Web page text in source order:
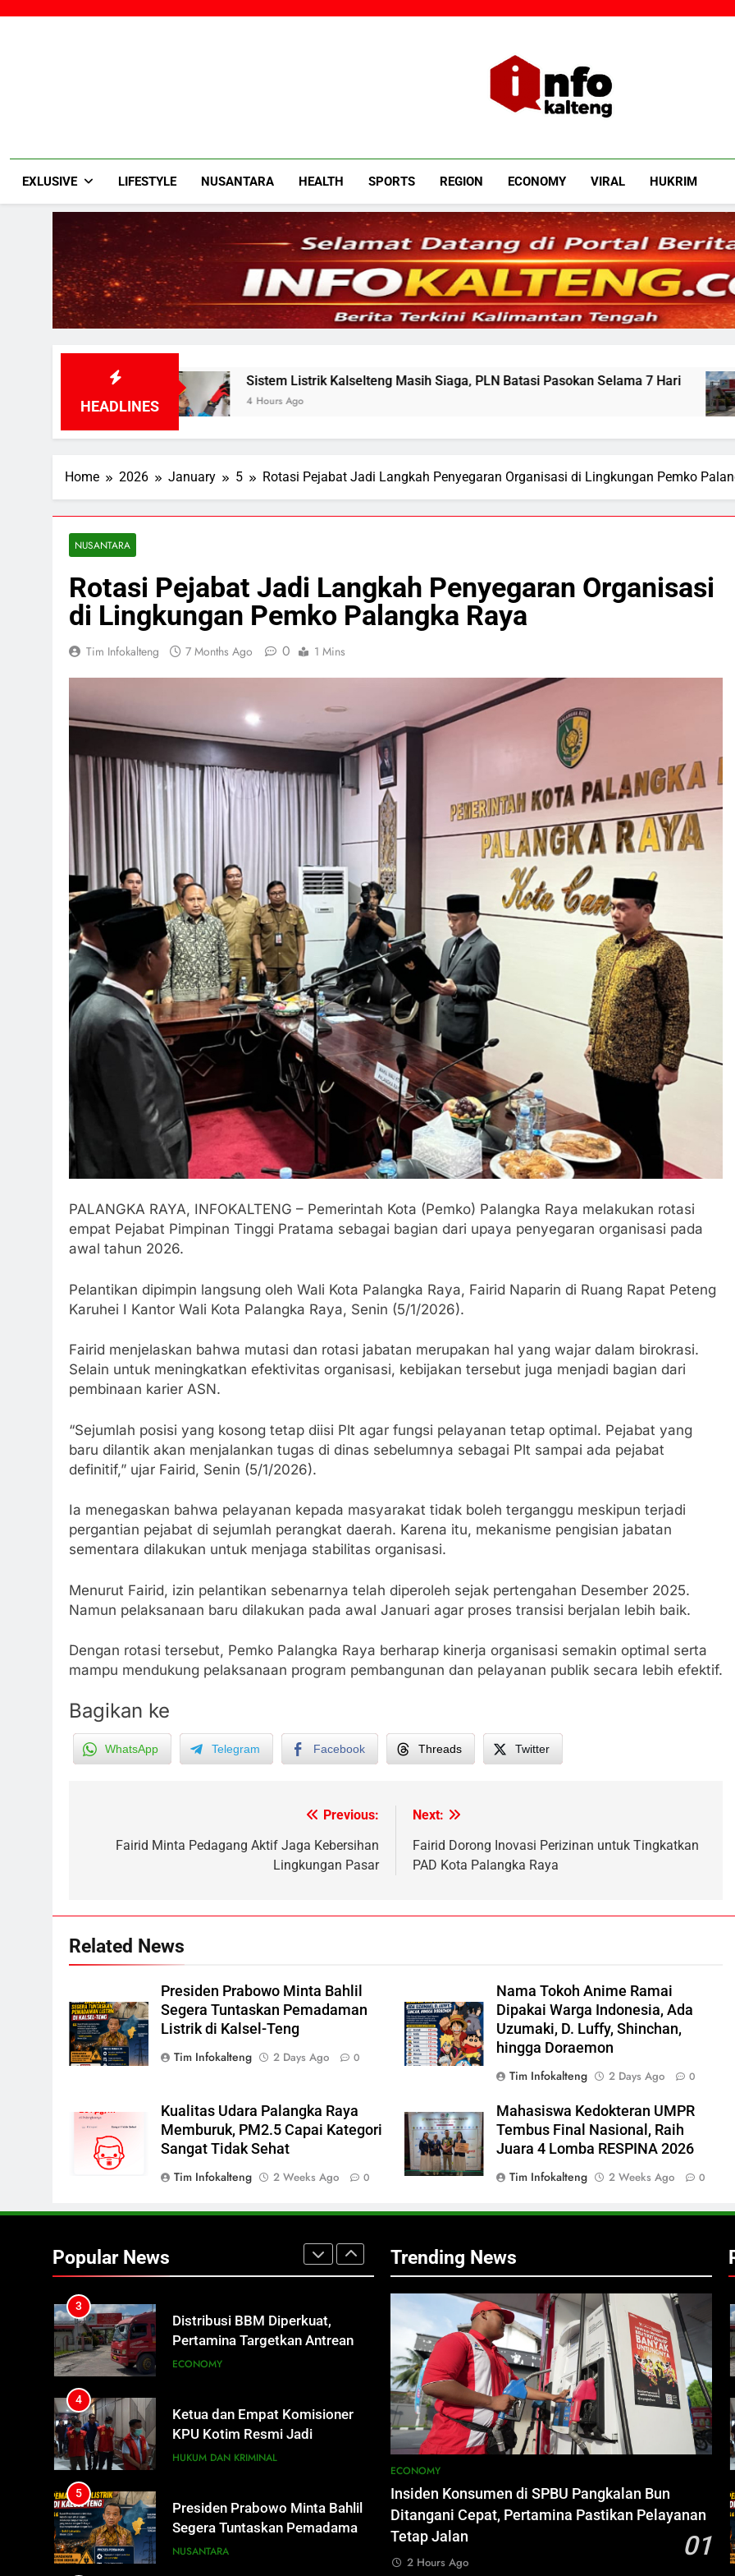
Infokalteng
EXLUSIVE LIFESTYLE NUSANTARA HEALTH SPORTS REGION ECONOMY VIRAL HUKRIM
HEADLINES
Sistem Listrik Kalselteng Masih Siaga, PLN Batasi Pasokan Selama 7 Hari
4 Hours Ago
Distribusi
18 Hours Ago
Home 2026 January 5 Rotasi Pejabat Jadi Langkah Penyegaran Organisasi di Lingkungan Pemko
NUSANTARA
Rotasi Pejabat Jadi Langkah Penyegaran Organisasi
di Lingkungan Pemko Palangka Raya
Tim Infokalteng 7 Months Ago 0 1 Mins
PALANGKA RAYA, INFOKALTENG – Pemerintah Kota (Pemko) Palangka Raya melakukan rotasi
empat Pejabat Pimpinan Tinggi Pratama sebagai bagian dari upaya penyegaran organisasi pada
awal tahun 2026.
Pelantikan dipimpin langsung oleh Wali Kota Palangka Raya, Fairid Naparin di Ruang Rapat Peteng
Karuhei I Kantor Wali Kota Palangka Raya, Senin (5/1/2026).
Fairid menjelaskan bahwa mutasi dan rotasi jabatan merupakan hal yang wajar dalam birokrasi.
Selain untuk meningkatkan efektivitas organisasi, kebijakan tersebut juga menjadi bagian dari
pembinaan karier ASN.
“Sejumlah posisi yang kosong tetap diisi Plt agar fungsi pelayanan tetap optimal. Pejabat yang
baru dilantik akan menjalankan tugas di dinas sebelumnya sebagai Plt sampai ada pejabat
definitif,” ujar Fairid, Senin (5/1/2026).
Ia menegaskan bahwa pelayanan kepada masyarakat tidak boleh terganggu meskipun terjadi
pergantian pejabat di sejumlah perangkat daerah. Karena itu, mekanisme pengisian jabatan
sementara dilakukan untuk menjaga stabilitas organisasi.
Menurut Fairid, izin pelantikan sebenarnya telah diperoleh sejak pertengahan Desember 2025.
Namun pelaksanaan baru dilakukan pada awal Januari agar proses transisi berjalan lebih baik.
Dengan rotasi tersebut, Pemko Palangka Raya berharap kinerja organisasi semakin optimal serta
mampu mendukung pelaksanaan program pembangunan dan pelayanan publik secara lebih efektif.
Bagikan ke
WhatsApp Telegram Facebook Threads Twitter
navigation
Previous:
Fairid Minta Pedagang Aktif Jaga Kebersihan
Lingkungan Pasar
Next:
Fairid Dorong Inovasi Perizinan untuk Tingkatkan
PAD Kota Palangka Raya
Related News
Presiden Prabowo Minta Bahlil
Segera Tuntaskan Pemadaman
Listrik di Kalsel-Teng
Tim Infokalteng
2 Days Ago 0
Nama Tokoh Anime Ramai
Dipakai Warga Indonesia, Ada
Uzumaki, D. Luffy, Shinchan,
hingga Doraemon
Tim Infokalteng
2 Days Ago 0
Kualitas Udara Palangka Raya
Memburuk, PM2.5 Capai Kategori
Sangat Tidak Sehat
Tim Infokalteng
2 Weeks Ago 0
Mahasiswa Kedokteran UMPR
Tembus Final Nasional, Raih
Juara 4 Lomba RESPINA 2026
Tim Infokalteng
2 Weeks Ago 0
Popular News
Presiden Prabowo Minta Bahlil
Nama Tokoh Anime Ramai
Dipakai Warga Indonesia, Ada
hingga Doraemon
Tak Ada Lagi Pajak Terlewat,
GIS Mulai Diterapkan di
Palangka Raya
ECONOMY
8
Manajemen FEB UPR Cetak
Lulusan Siap Kerja Melalui
1
Insiden Konsumen di SPBU
Pangkalan Bun Ditangani Cepat,
Pertamina Pastikan Pelayanan
ECONOMY
2
Siaga, PLN Batasi Pasokan
3
Distribusi BBM Diperkuat,
Pertamina Targetkan Antrean di
SPBU Sampit Segera Terurai
ECONOMY
4
Ketua dan Empat Komisioner
KPU Kotim Resmi Jadi
Tersangka Dugaan Korupsi
HUKUM DAN KRIMINAL
5
Presiden Prabowo Minta Bahlil
Segera Tuntaskan Pemadaman
Listrik di Kalsel-Teng
NUSANTARA
Trending News
ECONOMY
Insiden Konsumen di SPBU Pangkalan Bun
Ditangani Cepat, Pertamina Pastikan Pelayanan
Tetap Jalan
01
2 Hours Ago